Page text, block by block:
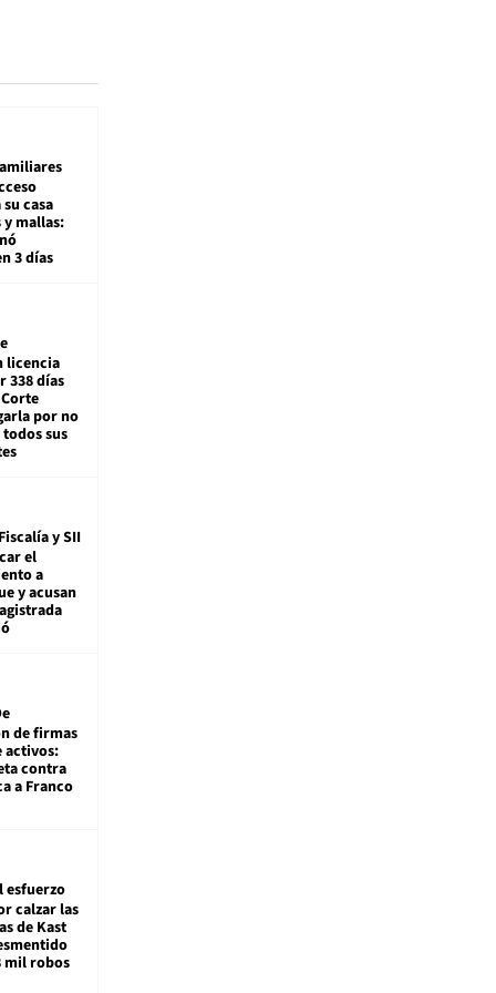
casa
mallas:
3 días
licencia
338 días
por no
sus
Fiscalía y SII
el
a
y acusan
de firmas
activos:
contra
a Franco
esfuerzo
calzar las
de Kast
mil robos